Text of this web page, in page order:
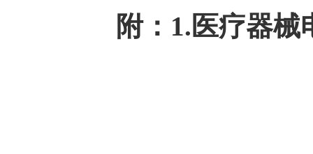
附：1.医疗器械